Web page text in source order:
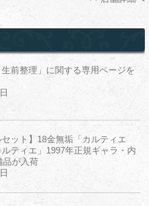
生前整理」に関する専用ページを
セット】18金無垢「カルティエ
ティエ」1997年正規ギャラ・内
品が入荷